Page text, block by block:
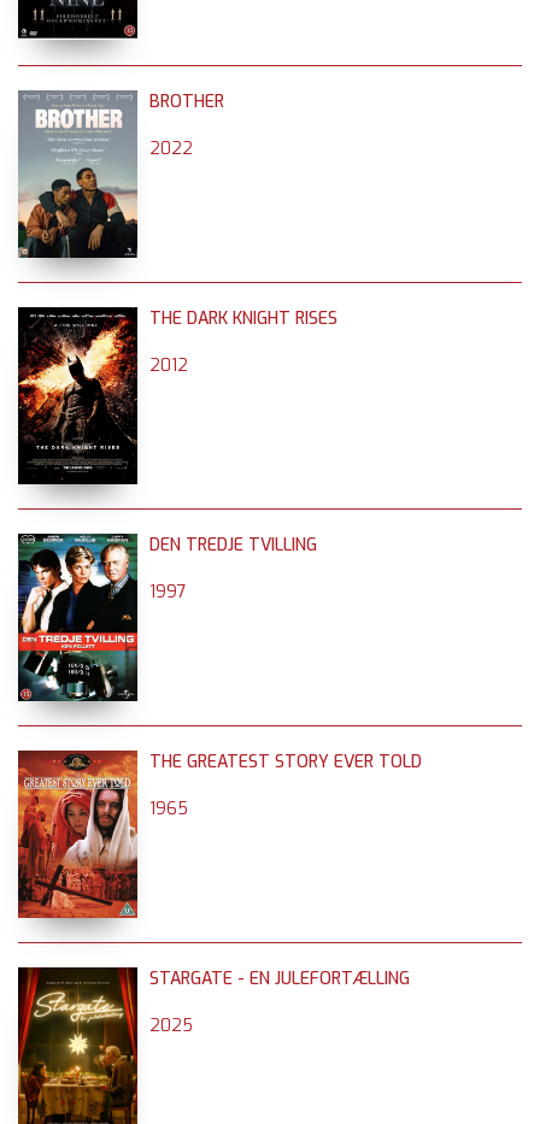
BROTHER
2022
THE DARK KNIGHT RISES
2012
DEN TREDJE TVILLING
1997
THE GREATEST STORY EVER TOLD
1965
STARGATE - EN JULEFORTÆLLING
2025